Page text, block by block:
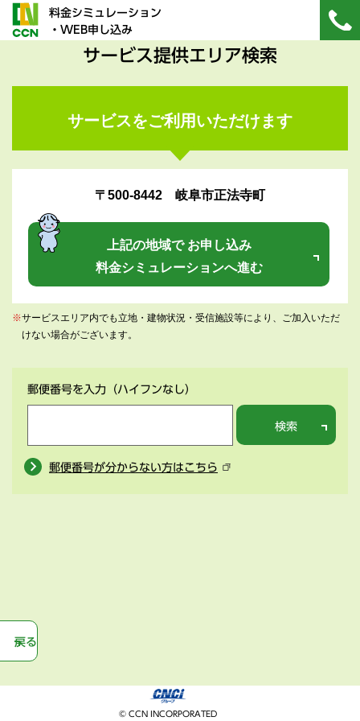
料金シミュレーション
・WEB申し込み
サービス提供エリア検索
サービスをご利用いただけます
〒500-8442 岐阜市正法寺町
上記の地域で お申し込み
料金シミュレーションへ進む
※サービスエリア内でも立地・建物状況・受信施設等により、ご加入いただ
けない場合がございます。
郵便番号を入力 （ハイフンなし）
検索
郵便番号が分からない方はこちら
戻る
© CCN INCORPORATED